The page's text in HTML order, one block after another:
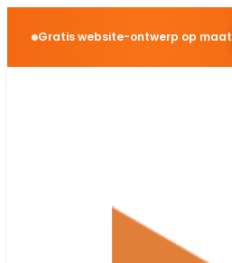
Gratis website-ontwerp op maat